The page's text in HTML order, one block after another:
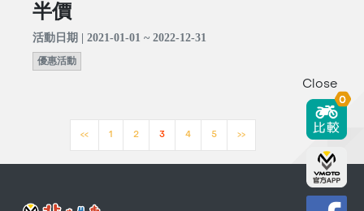
半價
活動日期 | 2021-01-01 ~ 2022-12-31
優惠活動
<< 1 2 3 4 5 >>
Close
0